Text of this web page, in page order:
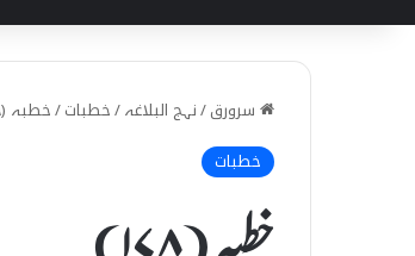
سرورق/نہج البلاغہ/خطبات/خطبہ (۱۷۸)
خطبات